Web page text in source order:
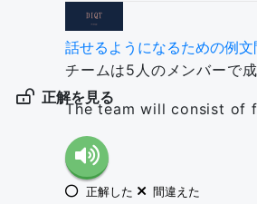
話せるようになるための例文
チームは5人のメンバーで成
正解を見る
The team will consist of
正解した
間違えた